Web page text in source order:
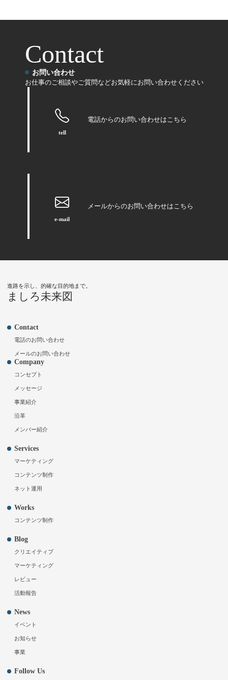
Contact
お問い合わせ
お仕事のご相談やご質問などお気軽にお問い合わせください
tell
電話からのお問い合わせはこちら
e-mail
メールからのお問い合わせはこちら
進路を示し、的確な目的地まで。
ましろ未来図
Contact
電話のお問い合わせ
メールのお問い合わせ
Company
コンセプト
メッセージ
事業紹介
沿革
メンバー紹介
Services
マーケティング
コンテンツ制作
ネット運用
Works
コンテンツ制作
Blog
クリエイティブ
マーケティング
レビュー
活動報告
News
イベント
お知らせ
事業
Follow Us